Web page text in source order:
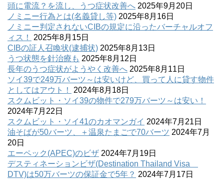
頭に電流？を流し、うつ症状改善へ 2025年9月20日
ノミニー行為とは(名義貸し等) 2025年8月16日
ノミニー判定されないCIBの規定に沿ったバーチャルオフ
ィス！
2025年8月15日
CIBの証人召喚状(逮捕状) 2025年8月13日
うつ状態を針治療も 2025年8月12日
長年のうつ症状がようやく改善へ 2025年8月11日
ソイ39で249万バーツ～は安いけど、買って人に貸す物件
としてはアウト！
2024年8月18日
スクムビット・ソイ39の物件で279万バーツ～は安い！
2024年7月22日
スクムビット・ソイ41のカオマンガイ 2024年7月21日
油そばが50バーツ、＋温泉たまごで70バーツ 2024年7月
20日
エーペック(APEC)のビザ 2024年7月19日
デスティネーションビザ(Destination Thailand Visa
DTV)は50万バーツの保証金で5年？ 2024年7月17日